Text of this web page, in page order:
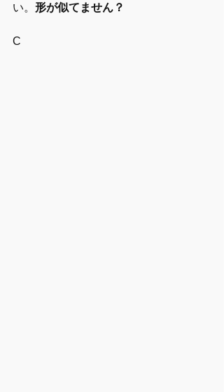
い。 形が似てません？
C